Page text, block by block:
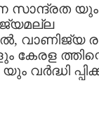
സാന്ദ്രത യും
വാണിജ്യ
കേരള